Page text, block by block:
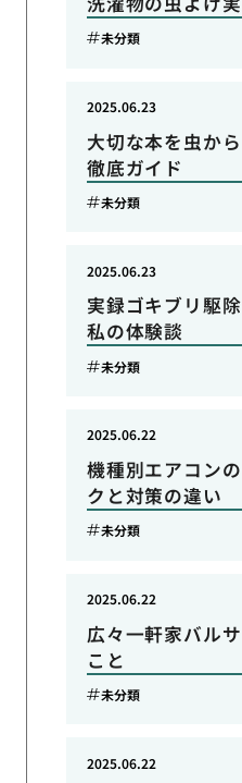
未分類
大切な本を虫か
徹底ガイド
2025.06.23
未分類
実録ゴキブリ駆
私の体験談
2025.06.23
未分類
機種別エアコン
クと対策の違い
2025.06.22
未分類
広々一軒家バル
こと
2025.06.22
未分類
2025.06.22